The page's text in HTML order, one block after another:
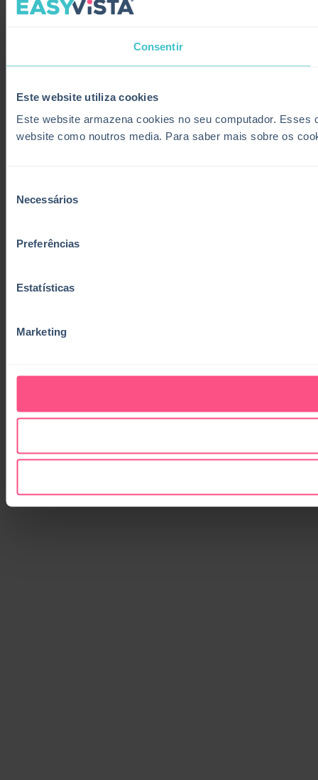
Consentir
Este website utiliza cookies
Este website armazena cookies no seu computador.
website como noutros media. Para saber mais sobre os
Necessários
Preferências
Estatísticas
Marketing